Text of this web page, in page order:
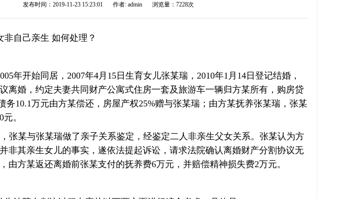
发布时间：2019-11-23 15:23:01 作者: admin 浏览量：7228次
非自己亲生 如何处理？
年开始同居，2007年4月15日生育女儿张某瑞，2010年1月14日登记结婚，
离婚，约定夫妻共同财产公寓式住房一套及旅游车一辆归方某所有，购房贷
务10.1万元由方某偿还，房屋产权25%赠与张某瑞；由方某抚养张某瑞，张某
。
，张某与张某瑞做了亲子关系鉴定，经鉴定二人非亲生父女关系。张某认为方
非其亲生女儿的事实，遂依法提起诉讼，请求法院确认离婚财产分割协议无
由方某返还离婚前张某支付的抚养费6万元，并赔偿精神损失费2万元。